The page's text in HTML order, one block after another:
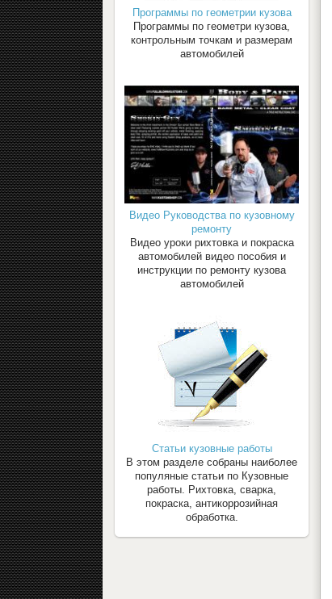
Программы по геометрии кузова
Программы по геометри кузова,
контрольным точкам и размерам
автомобилей
Видео Руководства по кузовному
ремонту
Видео уроки рихтовка и покраска
автомобилей видео пособия и
инструкции по ремонту кузова
автомобилей
Статьи кузовные работы
В этом разделе собраны наиболее
популяные статьи по Кузовные
работы. Рихтовка, сварка,
покраска, антикоррозийная
обработка.